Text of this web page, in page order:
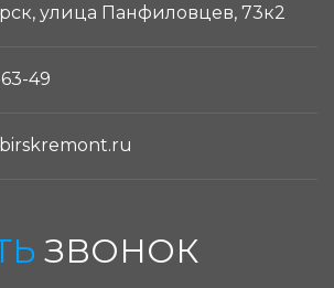
улица Панфиловцев, 73к2
49
ЗВОНОК